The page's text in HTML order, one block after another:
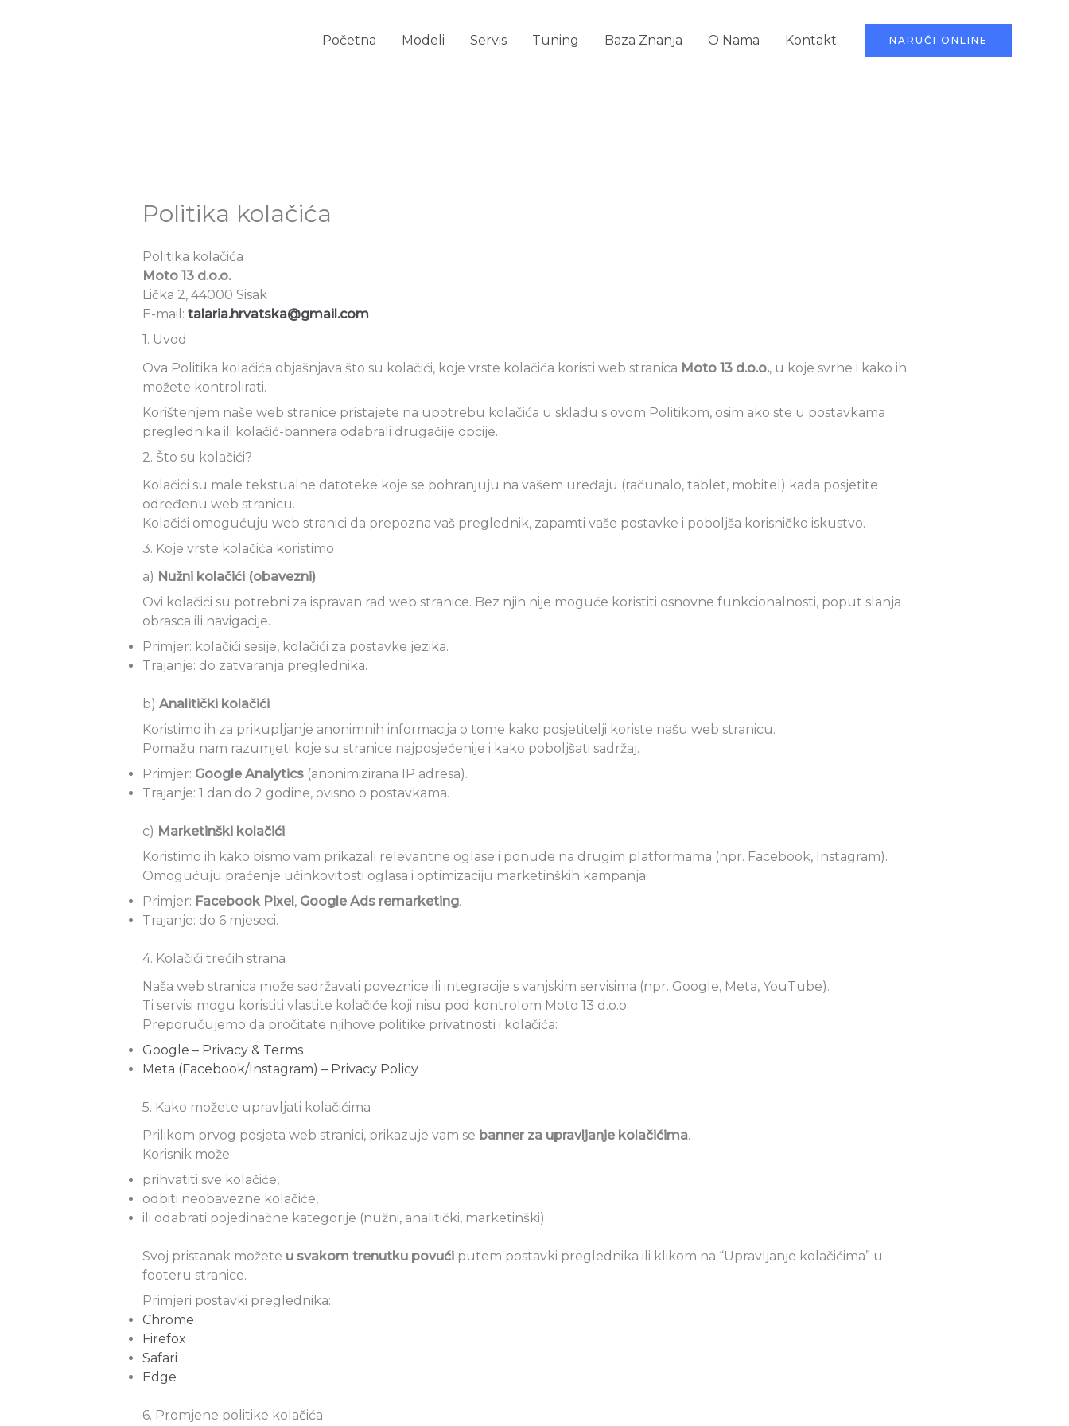
Početna Modeli Servis Tuning Baza Znanja O Nama Kontakt NARUČI ONLINE
Politika kolačića
Politika kolačića
Moto 13 d.o.o.
Lička 2, 44000 Sisak
E-mail: talaria.hrvatska@gmail.com
1. Uvod
Ova Politika kolačića objašnjava što su kolačići, koje vrste kolačića koristi web stranica Moto 13 d.o.o., u koje svrhe i kako ih
možete kontrolirati.
Korištenjem naše web stranice pristajete na upotrebu kolačića u skladu s ovom Politikom, osim ako ste u postavkama
preglednika ili kolačić-bannera odabrali drugačije opcije.
2. Što su kolačići?
Kolačići su male tekstualne datoteke koje se pohranjuju na vašem uređaju (računalo, tablet, mobitel) kada posjetite
određenu web stranicu.
Kolačići omogućuju web stranici da prepozna vaš preglednik, zapamti vaše postavke i poboljša korisničko iskustvo.
3. Koje vrste kolačića koristimo
a) Nužni kolačići (obavezni)
Ovi kolačići su potrebni za ispravan rad web stranice. Bez njih nije moguće koristiti osnovne funkcionalnosti, poput slanja
obrasca ili navigacije.
Primjer: kolačići sesije, kolačići za postavke jezika.
Trajanje: do zatvaranja preglednika.
b) Analitički kolačići
Koristimo ih za prikupljanje anonimnih informacija o tome kako posjetitelji koriste našu web stranicu.
Pomažu nam razumjeti koje su stranice najposjećenije i kako poboljšati sadržaj.
Primjer: Google Analytics(anonimizirana IP adresa).
Trajanje: 1 dan do 2 godine, ovisno o postavkama.
c) Marketinški kolačići
Koristimo ih kako bismo vam prikazali relevantne oglase i ponude na drugim platformama (npr. Facebook, Instagram).
Omogućuju praćenje učinkovitosti oglasa i optimizaciju marketinških kampanja.
Primjer: Facebook Pixel, Google Ads remarketing.
Trajanje: do 6 mjeseci.
4. Kolačići trećih strana
Naša web stranica može sadržavati poveznice ili integracije s vanjskim servisima (npr. Google, Meta, YouTube).
Ti servisi mogu koristiti vlastite kolačiće koji nisu pod kontrolom Moto 13 d.o.o.
Preporučujemo da pročitate njihove politike privatnosti i kolačića:
Google – Privacy & Terms
Meta (Facebook/Instagram) – Privacy Policy
5. Kako možete upravljati kolačićima
Prilikom prvog posjeta web stranici, prikazuje vam se banner za upravljanje kolačićima.
Korisnik može:
prihvatiti sve kolačiće,
odbiti neobavezne kolačiće,
ili odabrati pojedinačne kategorije (nužni, analitički, marketinški).
Svoj pristanak možete u svakom trenutku povućiputem postavki preglednika ili klikom na “Upravljanje kolačićima” u
footeru stranice.
Primjeri postavki preglednika:
Chrome
Firefox
Safari
Edge
6. Promjene politike kolačića